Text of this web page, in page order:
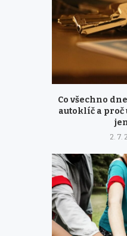
Co všechno
autoklíč a proč
2. 7.